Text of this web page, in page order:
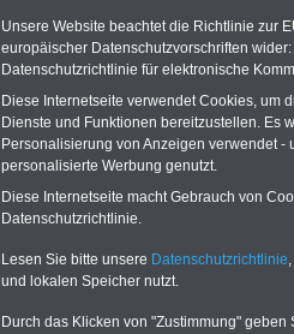
allgemeine
mussten ab 1.
private
abschließen.
Die Ausgaben
Beiträge
Unsere Website beachtet die Richtlinie zur
europäischer Datenschutzvorschriften
Datenschutzrichtlinie für elektronische
Diese Internetseite verwendet Cookies, um
Dienste und Funktionen bereitzustellen. Es
Personalisierung von Anzeigen verwendet
personalisierte Werbung genutzt.
Diese Internetseite macht Gebrauch von
Datenschutzrichtlinie.
Lesen Sie bitte unsere Datenschutzrichtlinie
und lokalen Speicher nutzt.
Durch das Klicken von "Zustimmung"